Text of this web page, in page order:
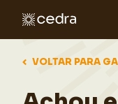
VOLTAR PARA